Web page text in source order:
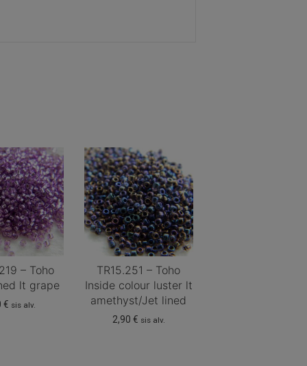
– Toho
lt grape
€ sis alv.
TR15.251 – Toho
Inside colour luster lt
amethyst/Jet lined
2,90 € sis alv.